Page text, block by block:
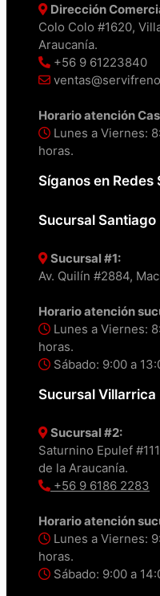
Dirección
Colo Colo #1620,
Araucanía.
+56 9 61223840
Horario atención
Lunes a Viernes:
horas.
Síganos en Redes
Sucursal Santiago
Sucursal #1:
Av. Quilín #2884,
Horario atención
Lunes a Viernes:
horas.
Sábado: 9:00 a
Sucursal Villarrica
Sucursal #2:
Saturnino Epulef
de la Araucanía.
+56 9 6186 2283
Horario atención
Lunes a Viernes:
horas.
Sábado: 9:00 a